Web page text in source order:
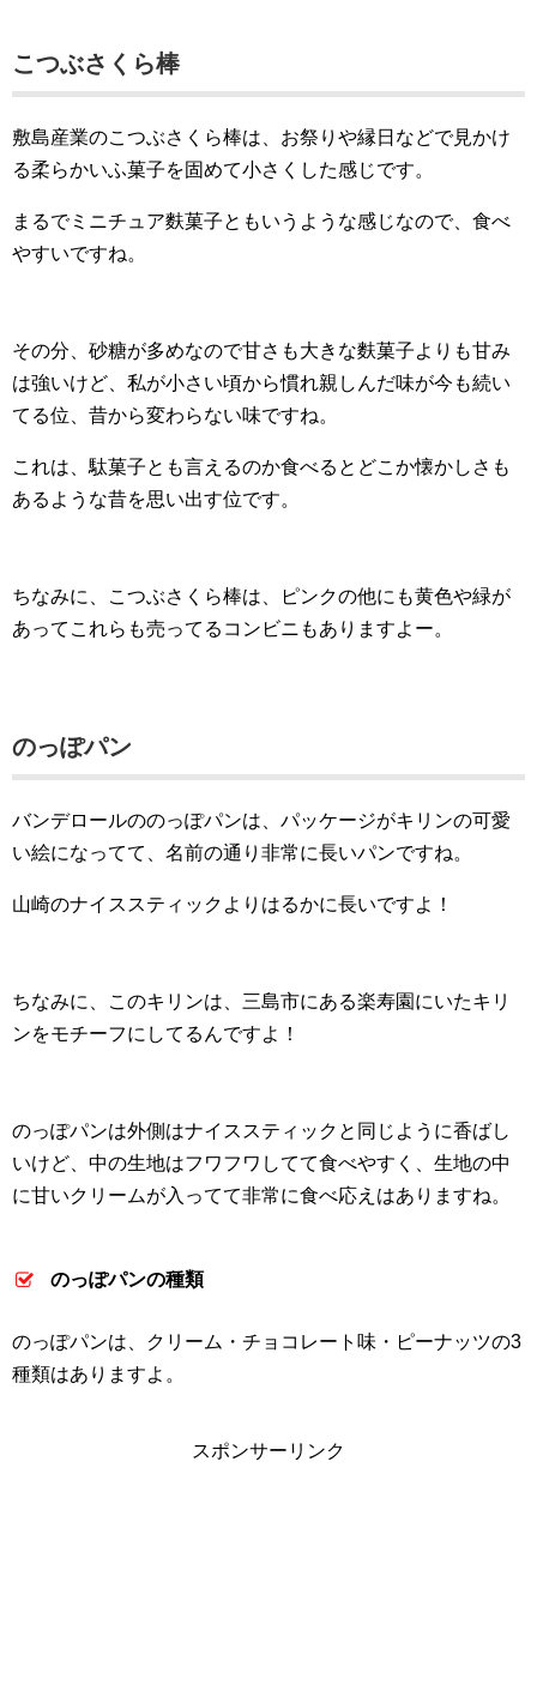
こつぶさくら棒
敷島産業のこつぶさくら棒は、お祭りや縁日などで見かけ
る柔らかいふ菓子を固めて小さくした感じです。
まるでミニチュア麩菓子ともいうような感じなので、食べ
やすいですね。
その分、砂糖が多めなので甘さも大きな麩菓子よりも甘み
は強いけど、私が小さい頃から慣れ親しんだ味が今も続い
てる位、昔から変わらない味ですね。
これは、駄菓子とも言えるのか食べるとどこか懐かしさも
あるような昔を思い出す位です。
ちなみに、こつぶさくら棒は、ピンクの他にも黄色や緑が
あってこれらも売ってるコンビニもありますよー。
のっぽパン
バンデロールののっぽパンは、パッケージがキリンの可愛
い絵になってて、名前の通り非常に長いパンですね。
山崎のナイススティックよりはるかに長いですよ！
ちなみに、このキリンは、三島市にある楽寿園にいたキリ
ンをモチーフにしてるんですよ！
のっぽパンは外側はナイススティックと同じように香ばし
いけど、中の生地はフワフワしてて食べやすく、生地の中
に甘いクリームが入ってて非常に食べ応えはありますね。
のっぽパンの種類
のっぽパンは、クリーム・チョコレート味・ピーナッツの3
種類はありますよ。
スポンサーリンク